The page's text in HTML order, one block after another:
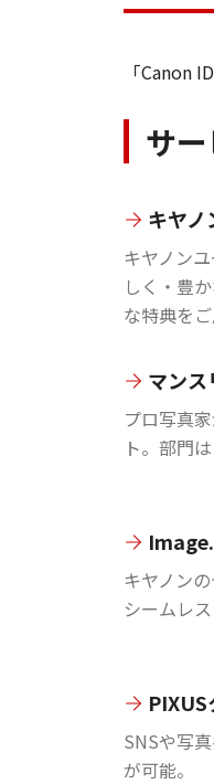
「Canon
サ
キヤノ
キヤノン
しく・豊
な特典をご
マンス
プロ写真
ト。部門
キヤノン
シームレ
SNSや写
が可能。